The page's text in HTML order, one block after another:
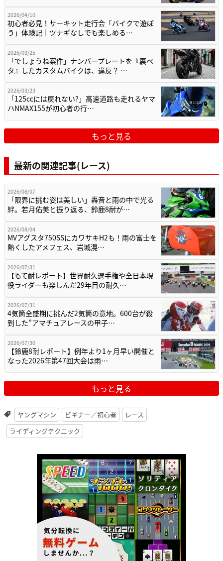
2026/04/10
初心者必見！サーキット走行会「バイクで遊ぼ
う」体験記｜ツナギなしでも楽しめる…
2026/03/25
「でしょうね案件」ナンバープレートを『裏ペ
タ』したカスタムバイクは、違反？ …
2026/03/23
「125ccには戻れない?」高速道路も走れるヤマ
ハNMAX155が初心者の行…
もっと見る
最新の関連記事(レース)
2026/08/07
「限界に挑む姿は美しい」轟音と雨の中で光る
絆。若月佑美と振り返る、鈴鹿8耐が…
2026/08/04
MVアグスタ750SSにカワサキH2も！雨の富士を
熱くしたアメフェス、岩城滉…
2026/07/31
【もて耐レポート】世界耐久選手権や全日本現
役ライダーも楽しんだ29年目の耐久…
2026/07/31
4気筒全盛期に挑んだ2気筒の意地。600台が殺
到した”アマチュアレースの甲子…
2026/07/30
【鈴鹿8耐レポート】例年より1ヶ月早い開催と
なった2026年第47回大会は雨…
もっと見る
ヤングマシン ビギナー／初心者
レース
ライディングテクニック